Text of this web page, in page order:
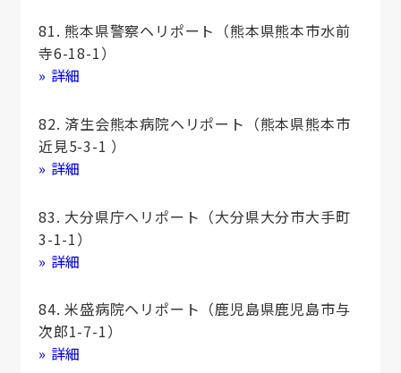
81. 熊本県警察ヘリポート（熊本県熊本市水前
寺6-18-1）
» 詳細
82. 済生会熊本病院ヘリポート（熊本県熊本市
近見5-3-1 ）
» 詳細
83. 大分県庁ヘリポート（大分県大分市大手町
3-1-1）
» 詳細
84. 米盛病院ヘリポート（鹿児島県鹿児島市与
次郎1-7-1）
» 詳細